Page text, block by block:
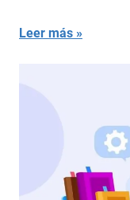
Leer más